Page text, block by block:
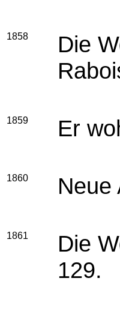
1858
Die
1859 Er
1860 Neue
1861
Die
129.